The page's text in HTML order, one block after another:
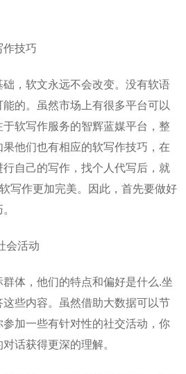
作技巧
，软文永远不会改变。没有软语
的。虽然市场上有很多平台可以
软写作服务的智辉蓝媒平台，整
他们也有相应的软写作技巧，在
自己的写作，找个人代写后，就
写作更加完美。因此，首先要做好
会活动
体，他们的特点和偏好是什么.坐
些内容。虽然借助大数据可以节
加一些有针对性的社交活动，你
话获得更深的理解。